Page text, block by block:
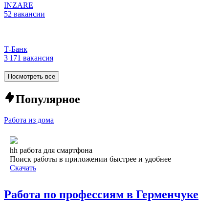
INZARE
52 вакансии
Т-Банк
3 171 вакансия
Посмотреть все
Популярное
Работа из дома
hh работа для смартфона
Поиск работы в приложении быстрее и удобнее
Скачать
Работа по профессиям в Герменчуке